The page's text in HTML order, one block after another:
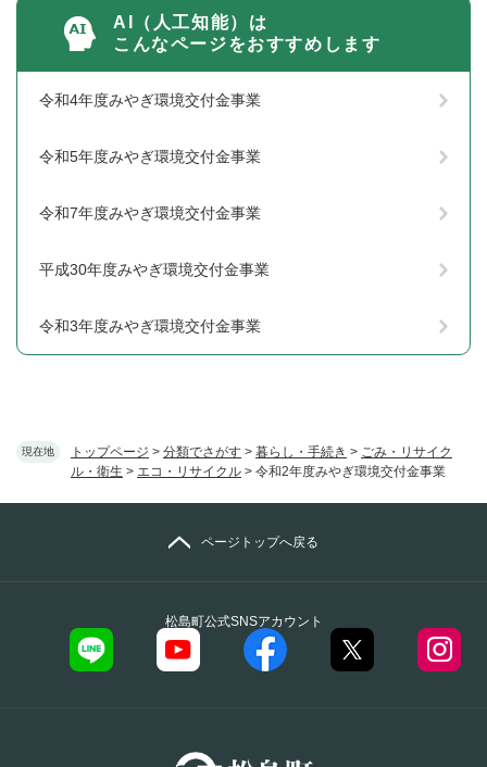
現在地 トップページ > 分類でさがす > 暮らし・手続き > ごみ・リサイク
ル・衛生 > エコ・リサイクル > 令和2年度みやぎ環境交付金事業
AI（人工知能）は
こんなページをおすすめします
令和4年度みやぎ環境交付金事業
令和5年度みやぎ環境交付金事業
令和7年度みやぎ環境交付金事業
平成30年度みやぎ環境交付金事業
令和3年度みやぎ環境交付金事業
松島町公式SNSアカウント
ページトップへ戻る